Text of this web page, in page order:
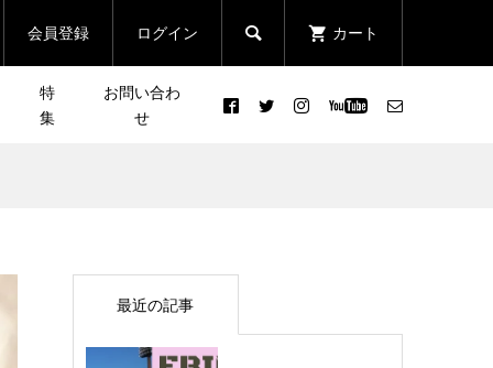
会員登録 ログイン  カート
特
集
お問い合わ
せ
［NEWS］クラフトビール×
最近の記事